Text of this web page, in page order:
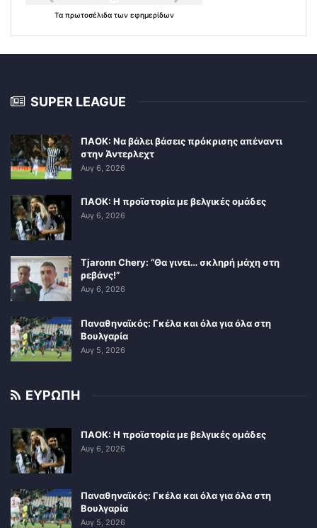
Τα πρωτοσέλιδα των εφημερίδων
SUPER LEAGUE
ΠΑΟΚ: Να βάλει βάσεις πρόκρισης απέναντι
στην Άντερλεχτ
Αυγ 6, 2026
ΠΑΟΚ: Η προϊστορία με βελγικές ομάδες
Αυγ 6, 2026
Tjaronn Chery: “Θα γινει… σκληρή μάχη στη
ρεβάνς!”
Αυγ 6, 2026
Παναθηναϊκός: Γκέλα και όλα για όλα στη
Βουλγαρία
Αυγ 5, 2026
ΕΥΡΩΠΗ
ΠΑΟΚ: Η προϊστορία με βελγικές ομάδες
Αυγ 6, 2026
Παναθηναϊκός: Γκέλα και όλα για όλα στη
Βουλγαρία
Αυγ 5, 2026